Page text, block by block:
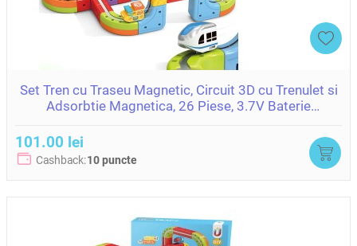
Set Tren cu Traseu Magnetic, Circuit 3D cu Trenulet si
Adsorbtie Magnetica, 26 Piese, 3.7V Baterie
101.00 lei
Cashback:10 puncte